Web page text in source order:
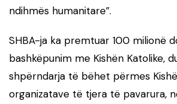
ndihmës humanitare”.
SHBA-ja ka premtuar 100 milionë
bashkëpunim me Kishën Katolike,
shpërndarja të bëhet përmes
organizatave të tjera të pavarura,